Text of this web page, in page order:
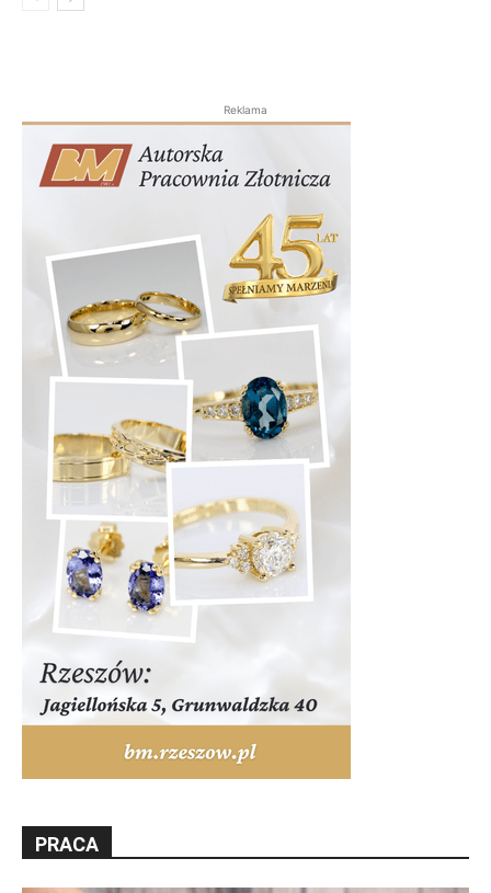
Reklama
PRACA